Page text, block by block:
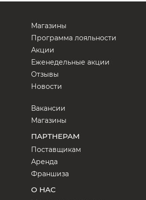
Магазины
Программа лояльности
Акции
Еженедельные акции
Отзывы
Новости
Вакансии
Магазины
ПАРТНЕРАМ
Поставщикам
Аренда
Франшиза
О НАС